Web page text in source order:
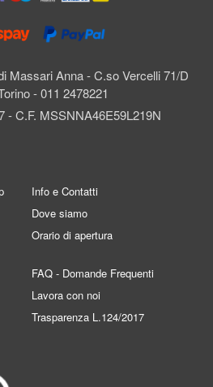
Massari Anna - C.so Vercelli 71/D
- 011 2478221
- C.F. MSSNNA46E59L219N
Info e Contatti
Dove siamo
Orario di apertura
FAQ - Domande Frequenti
Lavora con noi
Trasparenza L.124/2017